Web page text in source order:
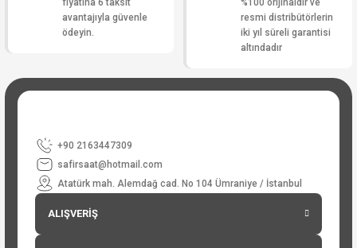
fiyatına 6 taksit
avantajıyla güvenle
ödeyin.
%100 orijinaldir ve
resmi distribütörlerin
iki yıl süreli garantisi
altındadır
+90 2163447309
safirsaat@hotmail.com
Atatürk mah. Alemdağ cad. No 104 Ümraniye / İstanbul
ALIŞVERİŞ